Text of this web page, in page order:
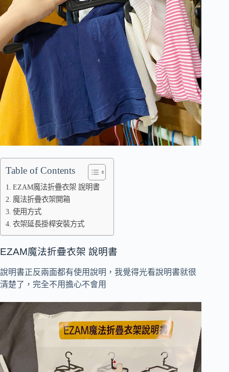
Table of Contents
EZAM魔法折疊衣架 說明書
魔法折疊衣架開箱
使用方式
衣架延長掛桿安裝方式
EZAM魔法折疊衣架 說明書
說明書正反兩面都有使用說明，我覺得光看說明書就很
清楚了，完全不用擔心不會用